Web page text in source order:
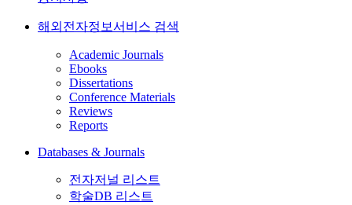
해외전자정보서비스 검색
Academic Journals
Ebooks
Dissertations
Conference Materials
Reviews
Reports
Databases & Journals
전자저널 리스트
학술DB 리스트